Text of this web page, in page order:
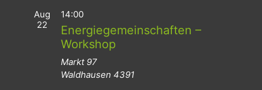
Aug
22
14:00
Energiegemeinschaften –
Workshop
Markt 97
Waldhausen 4391